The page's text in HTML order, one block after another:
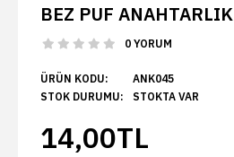
BEZ PUF ANAHTARLIK
0 YORUM
ÜRÜN KODU:
STOK DURUMU:
ANK045
STOKTA VAR
14,00TL